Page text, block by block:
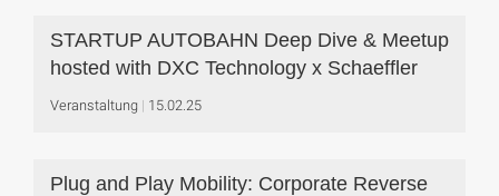
STARTUP AUTOBAHN Deep Dive & Meetup
hosted with DXC Technology x Schaeffler
Veranstaltung 15.02.25
Plug and Play Mobility: Corporate Reverse